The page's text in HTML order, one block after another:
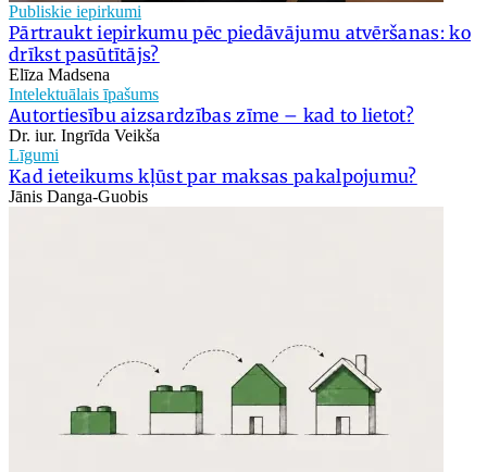
Publiskie iepirkumi
Pārtraukt iepirkumu pēc piedāvājumu atvēršanas: ko
drīkst pasūtītājs?
Elīza Madsena
Intelektuālais īpašums
Autortiesību aizsardzības zīme – kad to lietot?
Dr. iur. Ingrīda Veikša
Līgumi
Kad ieteikums kļūst par maksas pakalpojumu?
Jānis Danga-Guobis